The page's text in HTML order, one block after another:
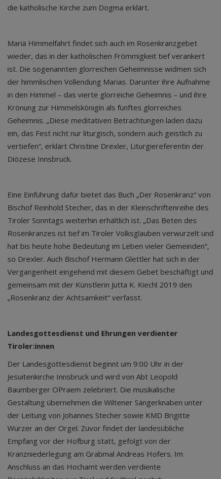
die katholische Kirche zum Dogma erklärt.
Mariä Himmelfahrt findet sich auch im Rosenkranzgebet
wieder, das in der katholischen Frömmigkeit tief verankert
ist. Die sogenannten glorreichen Geheimnisse widmen sich
der himmlischen Vollendung Marias. Darunter ihre Aufnahme
in den Himmel – das vierte glorreiche Geheimnis – und ihre
Krönung zur Himmelskönigin als fünftes glorreiches
Geheimnis. „Diese meditativen Betrachtungen laden dazu
ein, das Fest nicht nur liturgisch, sondern auch geistlich zu
vertiefen“, erklärt Christine Drexler, Liturgiereferentin der
Diözese Innsbruck.
Eine Einführung dafür bietet das Buch „Der Rosenkranz“ von
Bischof Reinhold Stecher, das in der Kleinschriftenreihe des
Tiroler Sonntags weiterhin erhältlich ist. „Das Beten des
Rosenkranzes ist tief im Tiroler Volksglauben verwurzelt und
hat bis heute hohe Bedeutung im Leben vieler Gemeinden“,
so Drexler. Auch Bischof Hermann Glettler hat sich in der
Vergangenheit eingehend mit diesem Gebet beschäftigt und
gemeinsam mit der Künstlerin Jutta K. Kiechl 2019 den
„Rosenkranz der Achtsamkeit“ verfasst.
Landesgottesdienst und Ehrungen verdienter
Tiroler:innen
Der Landesgottesdienst beginnt um 9:00 Uhr in der
Jesuitenkirche Innsbruck und wird von Abt Leopold
Baumberger OPraem zelebriert. Die musikalische
Gestaltung übernehmen die Wiltener Sängerknaben unter
der Leitung von Johannes Stecher sowie KMD Brigitte
Wurzer an der Orgel. Zuvor findet der landesübliche
Empfang vor der Hofburg statt, gefolgt von der
Kranzniederlegung am Grabmal Andreas Hofers. Im
Anschluss an das Hochamt werden verdiente